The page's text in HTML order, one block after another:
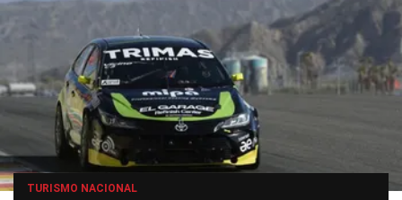
TURISMO NACIONAL